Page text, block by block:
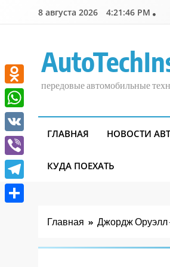
8 августа 2026 4:21:47 PM
передовые автомобильные
ГЛАВНАЯ НОВОСТИ
КУДА ПОЕХАТЬ
Главная Джордж Оруэлл
Odnoklassniki
WhatsApp
VK
Viber
Telegram